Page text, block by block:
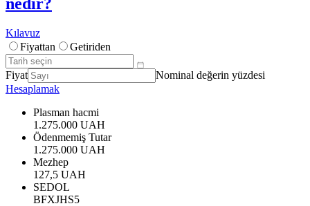
Kılavuz
Fiyattan
Getiriden
Fiyat
Nominal değerin yüzdesi
Hesaplamak
Plasman hacmi
1.275.000 UAH
Ödenmemiş Tutar
1.275.000 UAH
Mezhep
127,5 UAH
SEDOL
BFXJHS5